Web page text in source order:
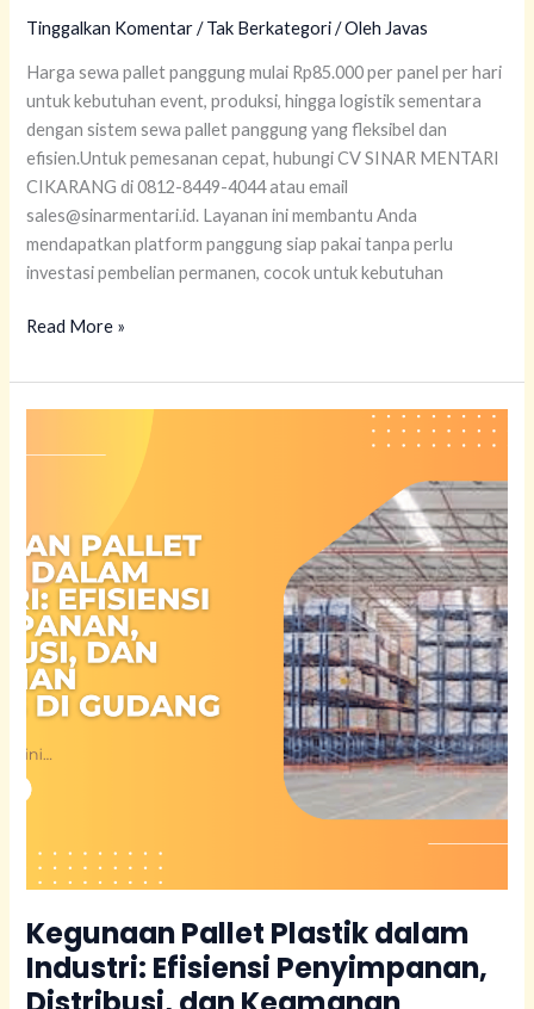
Tinggalkan Komentar /Tak Berkategori/ Oleh Javas
Harga sewa pallet panggung mulai Rp85.000 per panel per hari
untuk kebutuhan event, produksi, hingga logistik sementara
dengan sistem sewa pallet panggung yang fleksibel dan
efisien.Untuk pemesanan cepat, hubungi CV SINAR MENTARI
CIKARANG di 0812-8449-4044 atau email
sales@sinarmentari.id. Layanan ini membantu Anda
mendapatkan platform panggung siap pakai tanpa perlu
investasi pembelian permanen, cocok untuk kebutuhan
Read More »
Kegunaan Pallet Plastik dalam
Industri: Efisiensi Penyimpanan,
Pallet
Industri:
Efisiensi
Penyimpanan,
Distribusi,
dan
Keamanan
Barang
Gudang